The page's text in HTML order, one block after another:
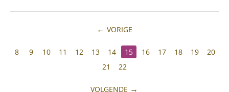
VORIGE
8 9 10 11 12 13 14 15 16 17 18 19
20
21
22
VOLGENDE